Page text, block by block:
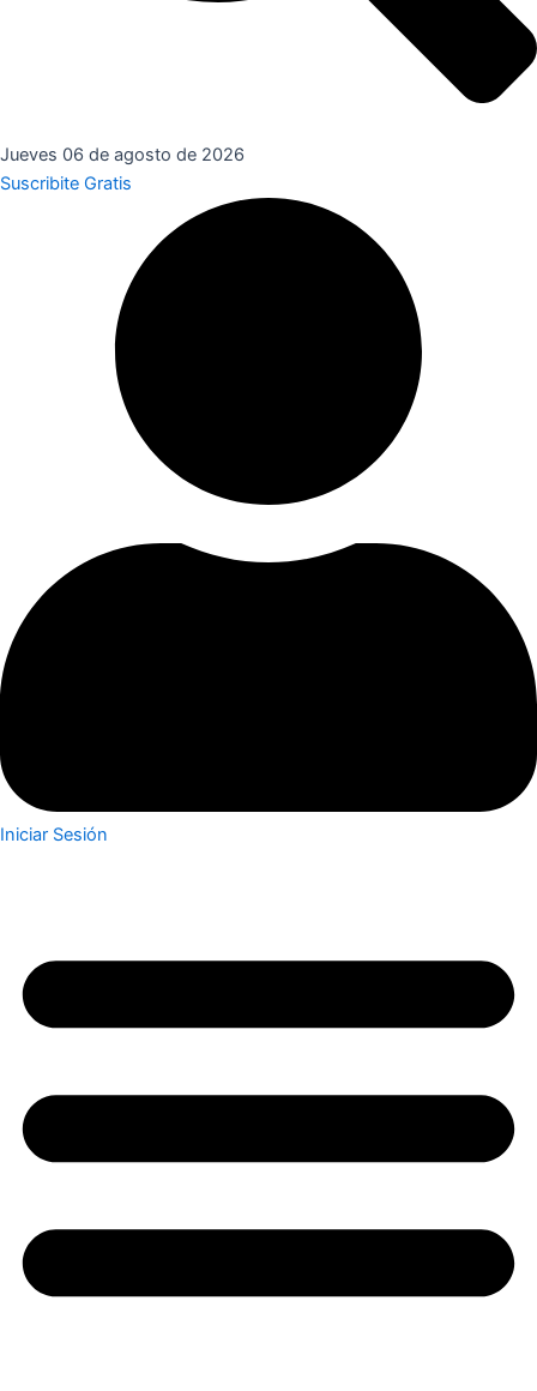
Jueves 06 de agosto de 2026
Suscribite Gratis
Iniciar Sesión